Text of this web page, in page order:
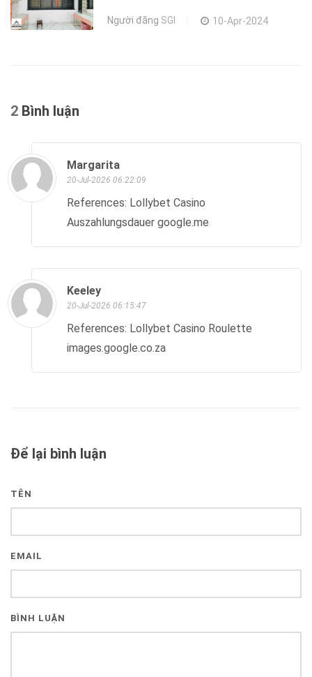
Người đăng SGI 10-Apr-2024
2 Bình luận
Margarita
20-Jul-2026 06:22:09
References: Lollybet Casino
Auszahlungsdauer google.me
Keeley
20-Jul-2026 06:15:47
References: Lollybet Casino Roulette
images.google.co.za
Để lại bình luận
TÊN
EMAIL
BÌNH LUẬN